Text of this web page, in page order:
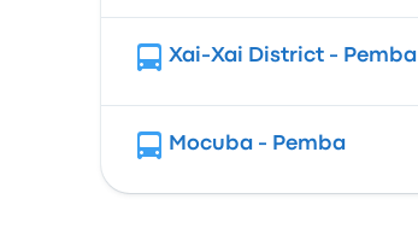
Xai-Xai District - Pemba
Mocuba - Pemba